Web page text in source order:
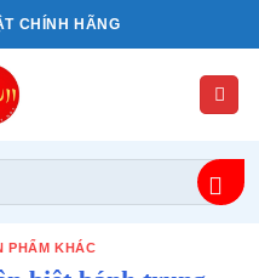
CHÍNH HÃNG
PHẨM KHÁC